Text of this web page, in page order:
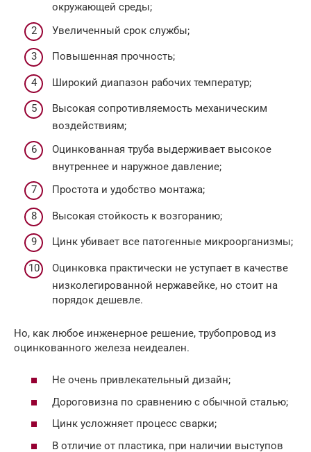
окружающей среды;
Увеличенный срок службы;
Повышенная прочность;
Широкий диапазон рабочих температур;
Высокая сопротивляемость механическим
воздействиям;
Оцинкованная труба выдерживает высокое
внутреннее и наружное давление;
Простота и удобство монтажа;
Высокая стойкость к возгоранию;
Цинк убивает все патогенные микроорганизмы;
Оцинковка практически не уступает в качестве
низколегированной нержавейке, но стоит на
порядок дешевле.
Но, как любое инженерное решение, трубопровод из
оцинкованного железа неидеален.
Не очень привлекательный дизайн;
Дороговизна по сравнению с обычной сталью;
Цинк усложняет процесс сварки;
В отличие от пластика, при наличии выступов